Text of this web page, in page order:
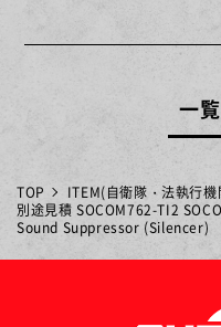
一
TOP
ITEM(自衛隊・法執行
別途見積 SOCOM762-TI2
Sound Suppressor (Silencer)